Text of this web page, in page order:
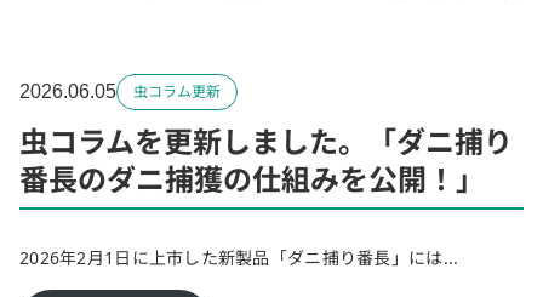
2026.06.05 虫コラム更新
虫コラムを更新しました。「ダニ捕り
番長のダニ捕獲の仕組みを公開！」
2026年2月1日に上市した新製品「ダニ捕り番長」には...